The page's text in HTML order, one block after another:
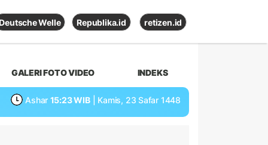
Deutsche Welle Republika.id retizen.id
GALERI FOTO VIDEO INDEKS
Ashar 15:23 WIB | Kamis, 23 Safar 1448